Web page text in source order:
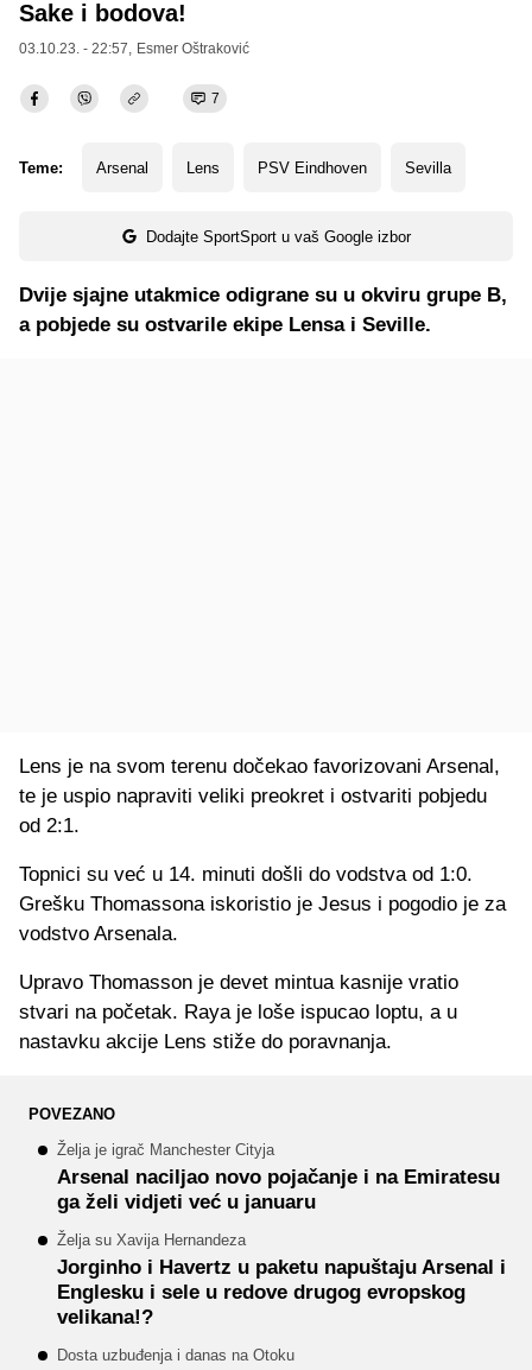
Sake i bodova!
03.10.23. - 22:57, Esmer Oštraković
7
Teme: Arsenal Lens PSV Eindhoven Sevilla
Dodajte SportSport u vaš Google izbor
Dvije sjajne utakmice odigrane su u okviru grupe B,
a pobjede su ostvarile ekipe Lensa i Seville.
Lens je na svom terenu dočekao favorizovani Arsenal,
te je uspio napraviti veliki preokret i ostvariti pobjedu
od 2:1.
Topnici su već u 14. minuti došli do vodstva od 1:0.
Grešku Thomassona iskoristio je Jesus i pogodio je za
vodstvo Arsenala.
Upravo Thomasson je devet mintua kasnije vratio
stvari na početak. Raya je loše ispucao loptu, a u
nastavku akcije Lens stiže do poravnanja.
POVEZANO
Želja je igrač Manchester Cityja
Arsenal naciljao novo pojačanje i na Emiratesu
ga želi vidjeti već u januaru
Želja su Xavija Hernandeza
Jorginho i Havertz u paketu napuštaju Arsenal i
Englesku i sele u redove drugog evropskog
velikana!?
Dosta uzbuđenja i danas na Otoku